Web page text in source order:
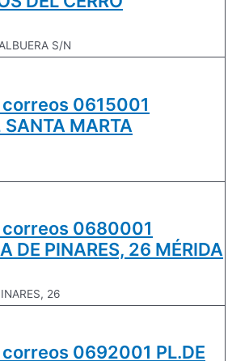
S/N
0615001
SANTA MARTA
0680001
DE PINARES, 26 MÉRIDA
26
0692001 PL.DE